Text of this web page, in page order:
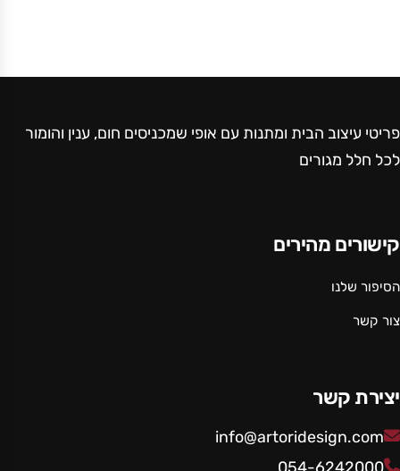
פריטי עיצוב הבית ומתנות עם אופי שמכניסים חום, ענין והומור
לכל חלל מגורים
קישורים מהירים
הסיפור שלנו
צור קשר
יצירת קשר
info@artoridesign.com
054-6242000